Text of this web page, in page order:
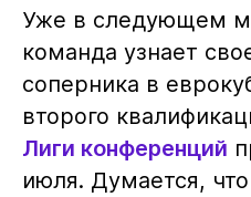
Уже в следующем
команда узнает
соперника в
второго
Лиги конференций
июля. Думается,